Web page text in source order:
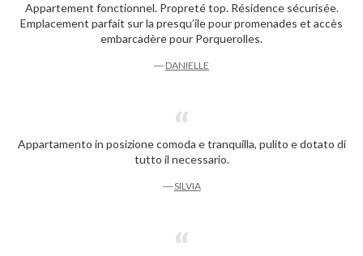
Appartement fonctionnel. Propreté top. Résidence sécurisée.
Emplacement parfait sur la presqu’ile pour promenades et accès
embarcadère pour Porquerolles.
― DANIELLE
Appartamento in posizione comoda e tranquilla, pulito e dotato di
tutto il necessario.
―SILVIA